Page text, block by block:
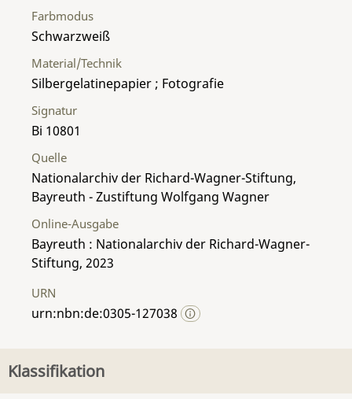
Material/Technik
Silbergelatinepapier ; Fotografie
Farbmodus
Schwarzweiß
Signatur
Bi 10801
Quelle
Nationalarchiv der Richard-Wagner-Stiftung,
Bayreuth - Zustiftung Wolfgang Wagner
Online-Ausgabe
Bayreuth : Nationalarchiv der Richard-Wagner-
Stiftung, 2023
URN
urn:nbn:de:0305-127038
Klassifikation